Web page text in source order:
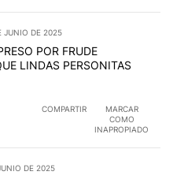
JUNIO DE 2025
POR FRUDE
LINDAS PERSONITAS
COMPARTIR
MARCAR
COMO
INAPROPIADO
DE 2025